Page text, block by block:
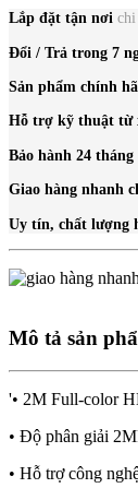
Lắp đặt tận nơi
Đổi / Trả trong 7
Sản phẩm chính
Hỗ trợ kỹ thuật từ
Bảo hành 24 tháng
Giao hàng nhanh
Uy tín, chất lượng
Mô tả sản
'• 2M Full-color
• Độ phân giải
• Hỗ trợ công